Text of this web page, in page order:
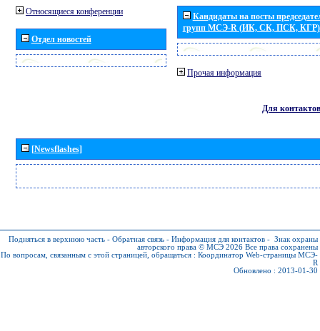
Относящиеся конференции
Отдел новостей
Кандидаты на посты
групп МСЭ-R (ИК, СК, ПСК, КГР)
Прочая информация
Для контактов
[Newsflashes]
Подняться в верхнюю часть - Обратная связь - Информация для контактов - Знак охраны
авторского права © МСЭ 2026 Все права сохранены
По вопросам, связанным с этой страницей, обращаться : Координатор Web-страницы МСЭ-
R
Обновлено : 2013-01-30